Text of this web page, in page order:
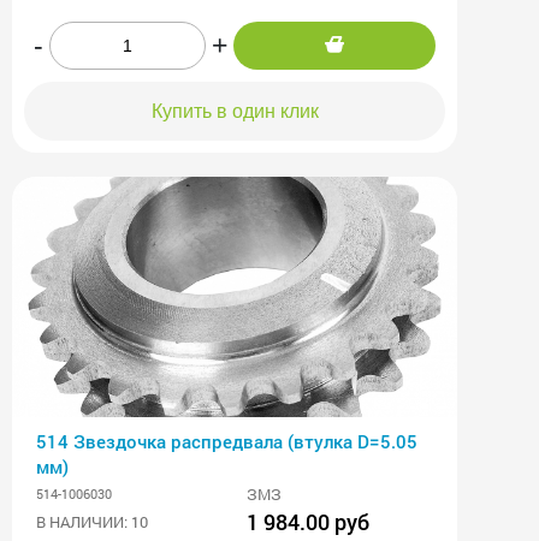
- +
Купить в один клик
514 Звездочка распредвала (втулка D=5.05
мм)
514-1006030
ЗМЗ
В НАЛИЧИИ: 10
1 984.00 руб